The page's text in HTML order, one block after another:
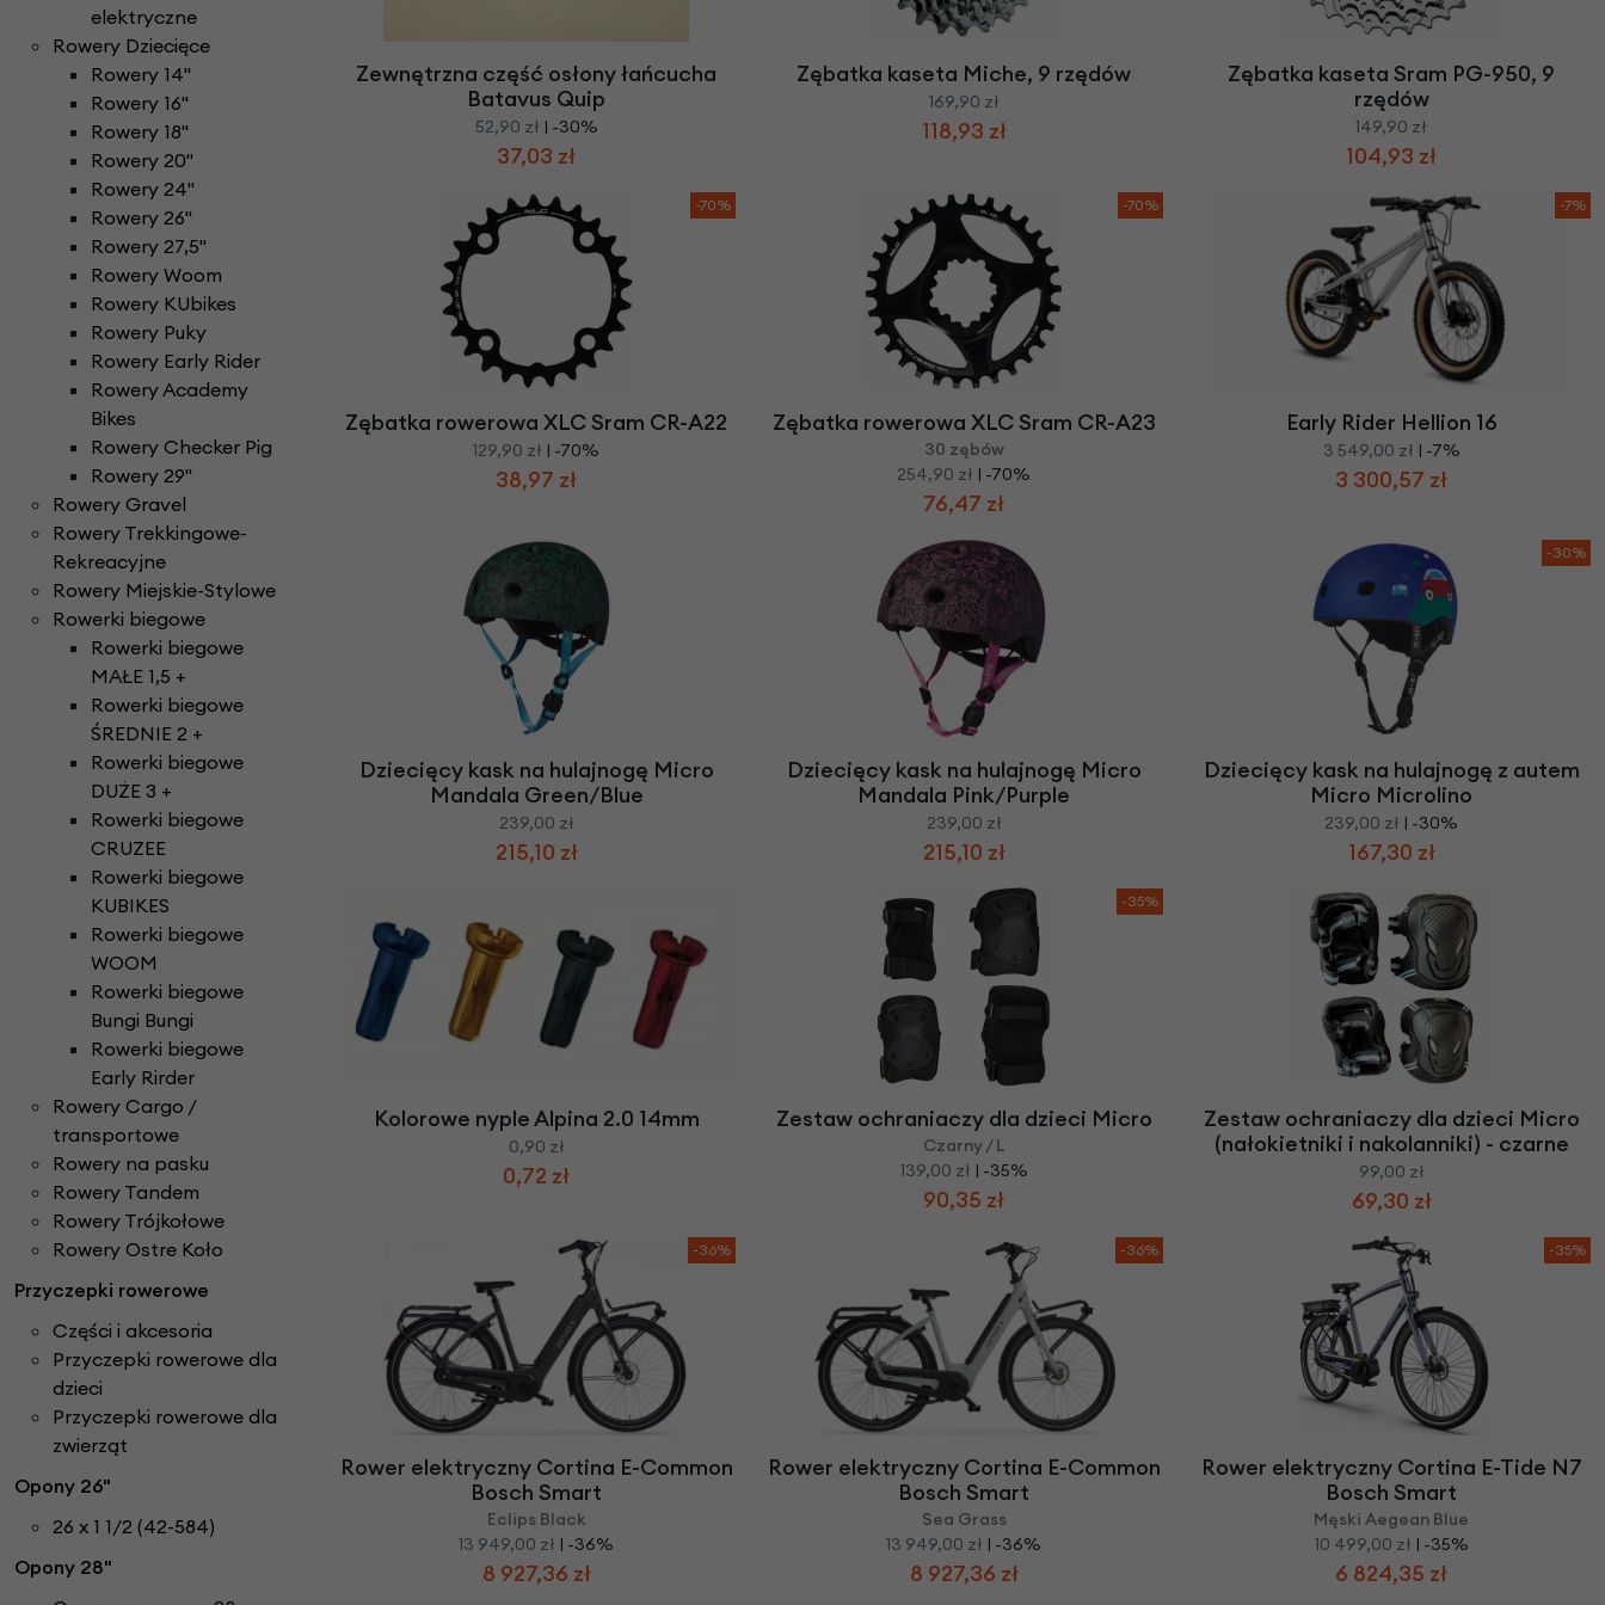
Rowery Składane
Rowery Tandem
Rowery Trójkołowe
Rowerki biegowe
Rowery Cargo / transportowe
Części do rowerów elektrycznych
Dzwonki rowerowe
F oteliki rowerowe
Hamulce rowerowe
Kasety i wolnobiegi
Kaski rowerowe
Napęd paskowy Gates
Narzędzia rowerowe
bręcze i koła rowerowe
Pozostałe
Przerzutki rowerowe
Strida - części
elektryczne
Rowery Dziecięce
Rowery 14''
Rowery 16''
Rowery 18''
Rowery 20''
Rowery 24''
Rowery 26"
Rowery 27,5"
Rowery Woom
Rowery KUbikes
Rowery Puky
Rowery Early Rider
Rowery Academy
Bikes
Rowery Checker Pig
Rowery 29"
Rowery Gravel
Rowery Trekkingowe-
Rekreacyjne
Rowery Miejskie-Stylowe
Rowerki biegowe
Rowerki biegowe
MAŁE 1,5 +
Rowerki biegowe
ŚREDNIE 2 +
Rowerki biegowe
DUŻE 3 +
Rowerki biegowe
CRUZEE
Rowerki biegowe
KUBIKES
Rowerki biegowe
WOOM
Rowerki biegowe
Bungi Bungi
Rowerki biegowe
Early Rirder
Rowery Cargo /
transportowe
Rowery na pasku
Rowery Tandem
Rowery Trójkołowe
Rowery Ostre Koło
Przyczepki rowerowe
Części i akcesoria
Przyczepki rowerowe dla
dzieci
Przyczepki rowerowe dla
zwierząt
Opony 26"
26 x 1 1/2 (42-584)
Opony 28"
Zewnętrzna część osłony łańcucha
Batavus Quip
52,90 zł | -30%
37,03 zł
Zębatka kaseta Miche, 9 rzędów
169,90 zł
118,93 zł
Zębatka kaseta Sram PG-950, 9
rzędów
149,90 zł
104,93 zł
-70%
Zębatka rowerowa XLC Sram CR-A22
129,90 zł | -70%
38,97 zł
-70%
Zębatka rowerowa XLC Sram CR-A23
30 zębów
254,90 zł | -70%
76,47 zł
-7%
Early Rider Hellion 16
3 549,00 zł | -7%
3 300,57 zł
Dziecięcy kask na hulajnogę Micro
Mandala Green/Blue
239,00 zł
215,10 zł
Dziecięcy kask na hulajnogę Micro
Mandala Pink/Purple
239,00 zł
215,10 zł
-30%
Dziecięcy kask na hulajnogę z autem
Micro Microlino
239,00 zł | -30%
167,30 zł
Kolorowe nyple Alpina 2.0 14mm
0,90 zł
0,72 zł
-35%
Zestaw ochraniaczy dla dzieci Micro
Czarny / L
139,00 zł | -35%
90,35 zł
Zestaw ochraniaczy dla dzieci Micro
(nałokietniki i nakolanniki) - czarne
99,00 zł
69,30 zł
-36%
Rower elektryczny Cortina E-Common
Bosch Smart
Eclips Black
13 949,00 zł | -36%
8 927,36 zł
-36%
Rower elektryczny Cortina E-Common
Bosch Smart
Sea Grass
13 949,00 zł | -36%
8 927,36 zł
-35%
Rower elektryczny Cortina E-Tide N7
Bosch Smart
Męski Aegean Blue
10 499,00 zł | -35%
6 824,35 zł